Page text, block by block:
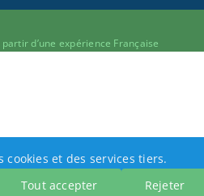
d’une expérience Française
cookies et des services tiers.
Tout accepter Rejeter